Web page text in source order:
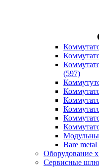
(597)
Bare
Оборудование
Сервисные